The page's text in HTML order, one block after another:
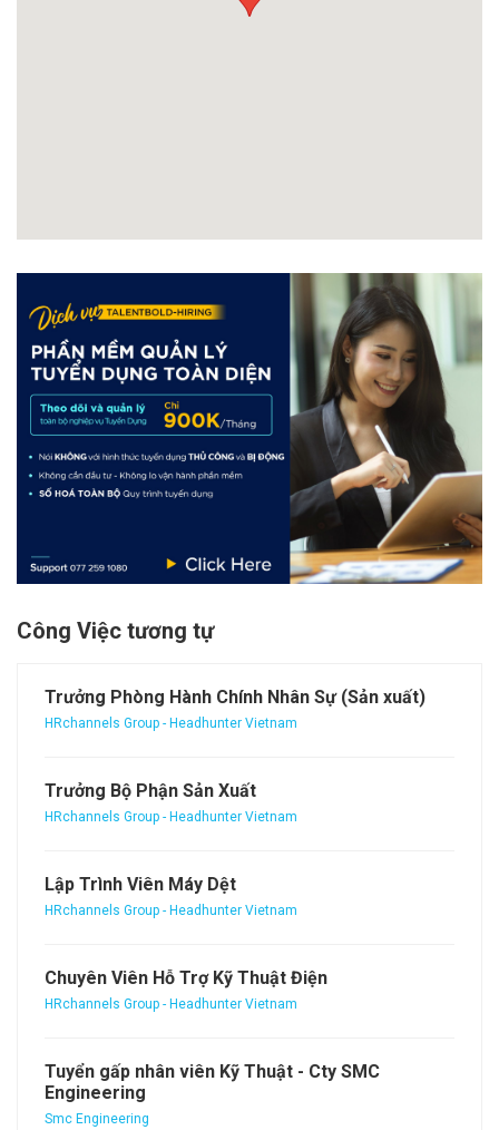
Công Việc tương tự
Trưởng Phòng Hành Chính Nhân Sự (Sản xuất)
HRchannels Group - Headhunter Vietnam
Trưởng Bộ Phận Sản Xuất
HRchannels Group - Headhunter Vietnam
Lập Trình Viên Máy Dệt
HRchannels Group - Headhunter Vietnam
Chuyên Viên Hỗ Trợ Kỹ Thuật Điện
HRchannels Group - Headhunter Vietnam
Tuyển gấp nhân viên Kỹ Thuật - Cty SMC
Engineering
Smc Engineering